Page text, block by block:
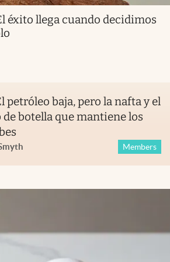
éxito llega cuando decidimos
petróleo baja, pero la nafta y el
de botella que mantiene los
Members